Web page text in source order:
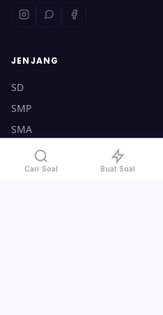
JENJANG
SD
SMP
SMA
UTBK
Cari Soal Buat Soal